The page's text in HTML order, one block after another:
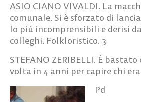
ASIO CIANO VIVALDI. La
comunale. Si è sforzato di
lo più incomprensibili e derisi
colleghi. Folkloristico. 3
STEFANO ZERIBELLI. È bastato
volta in 4 anni per capire chi
Pd